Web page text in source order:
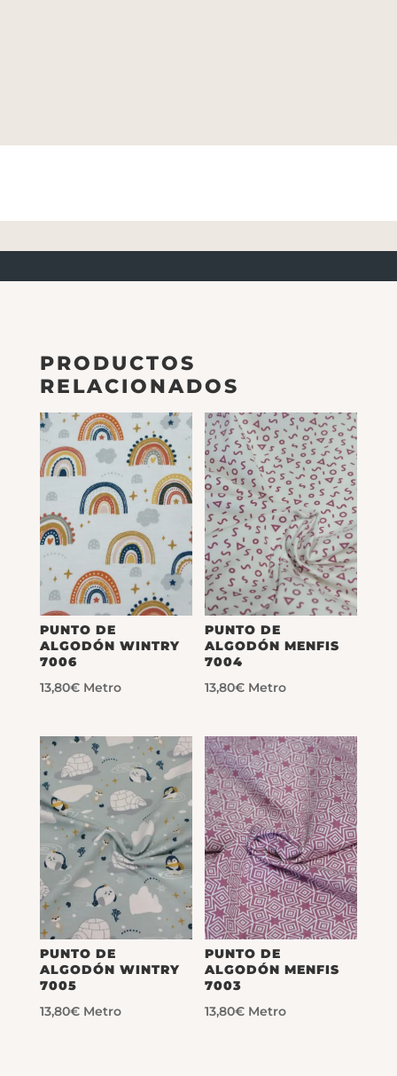
PRODUCTOS
RELACIONADOS
PUNTO DE
ALGODÓN WINTRY
7006
13,80€ Metro
PUNTO DE
ALGODÓN MENFIS
7004
13,80€ Metro
PUNTO DE
ALGODÓN WINTRY
7005
13,80€ Metro
PUNTO DE
ALGODÓN MENFIS
7003
13,80€ Metro